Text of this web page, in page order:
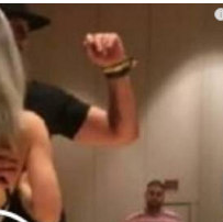
i